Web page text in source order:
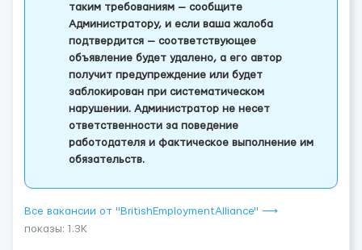
таким требованиям — сообщите
Администратору, и если ваша жалоба
подтвердится — соответствующее
объявление будет удалено, а его автор
получит предупреждение или будет
заблокирован при систематическом
нарушении. Администратор не несет
ответственности за поведение
работодателя и фактическое выполнение им
обязательств.
Все вакансии от "BritishEmploymentAlliance" ⟶
показы: 1.3K